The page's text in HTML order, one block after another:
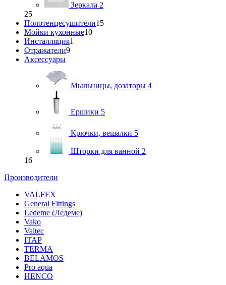
Зеркала 2
25
Полотенцесушители15
Мойки кухонные10
Инсталляция1
Отражатели9
Аксессуары
Мыльницы, дозаторы 4
Ершики 5
Крючки, вешалки 5
Шторки для ванной 2
16
Производители
VALFEX
General Fittings
Ledeme (Ледеме)
Vako
Valtec
ITAP
TERMA
BELAMOS
Pro aqua
HENCO